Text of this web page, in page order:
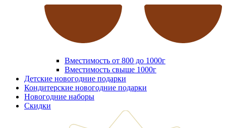
Вместимость от 800 до 1000г
Вместимость свыше 1000г
Детские новогодние подарки
Кондитерские новогодние подарки
Новогодние наборы
Скидки